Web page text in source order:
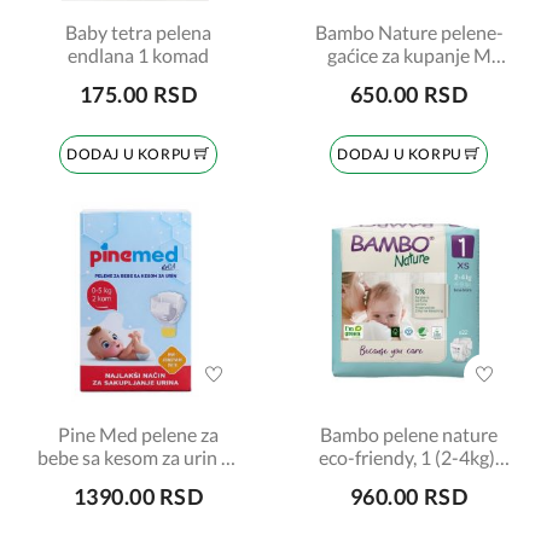
Baby tetra pelena
endlana 1 komad
175.00 RSD
DODAJ U KORPU
Bambo Nature pelene-
gaćice za kupanje M
komada
650.00 RSD
DODAJ U KORPU
Pine Med pelene za
bebe sa kesom za urin 0-
1390.00 RSD
Bambo pelene nature
eco-friendy, 1 (2-4kg),
960.00 RSD